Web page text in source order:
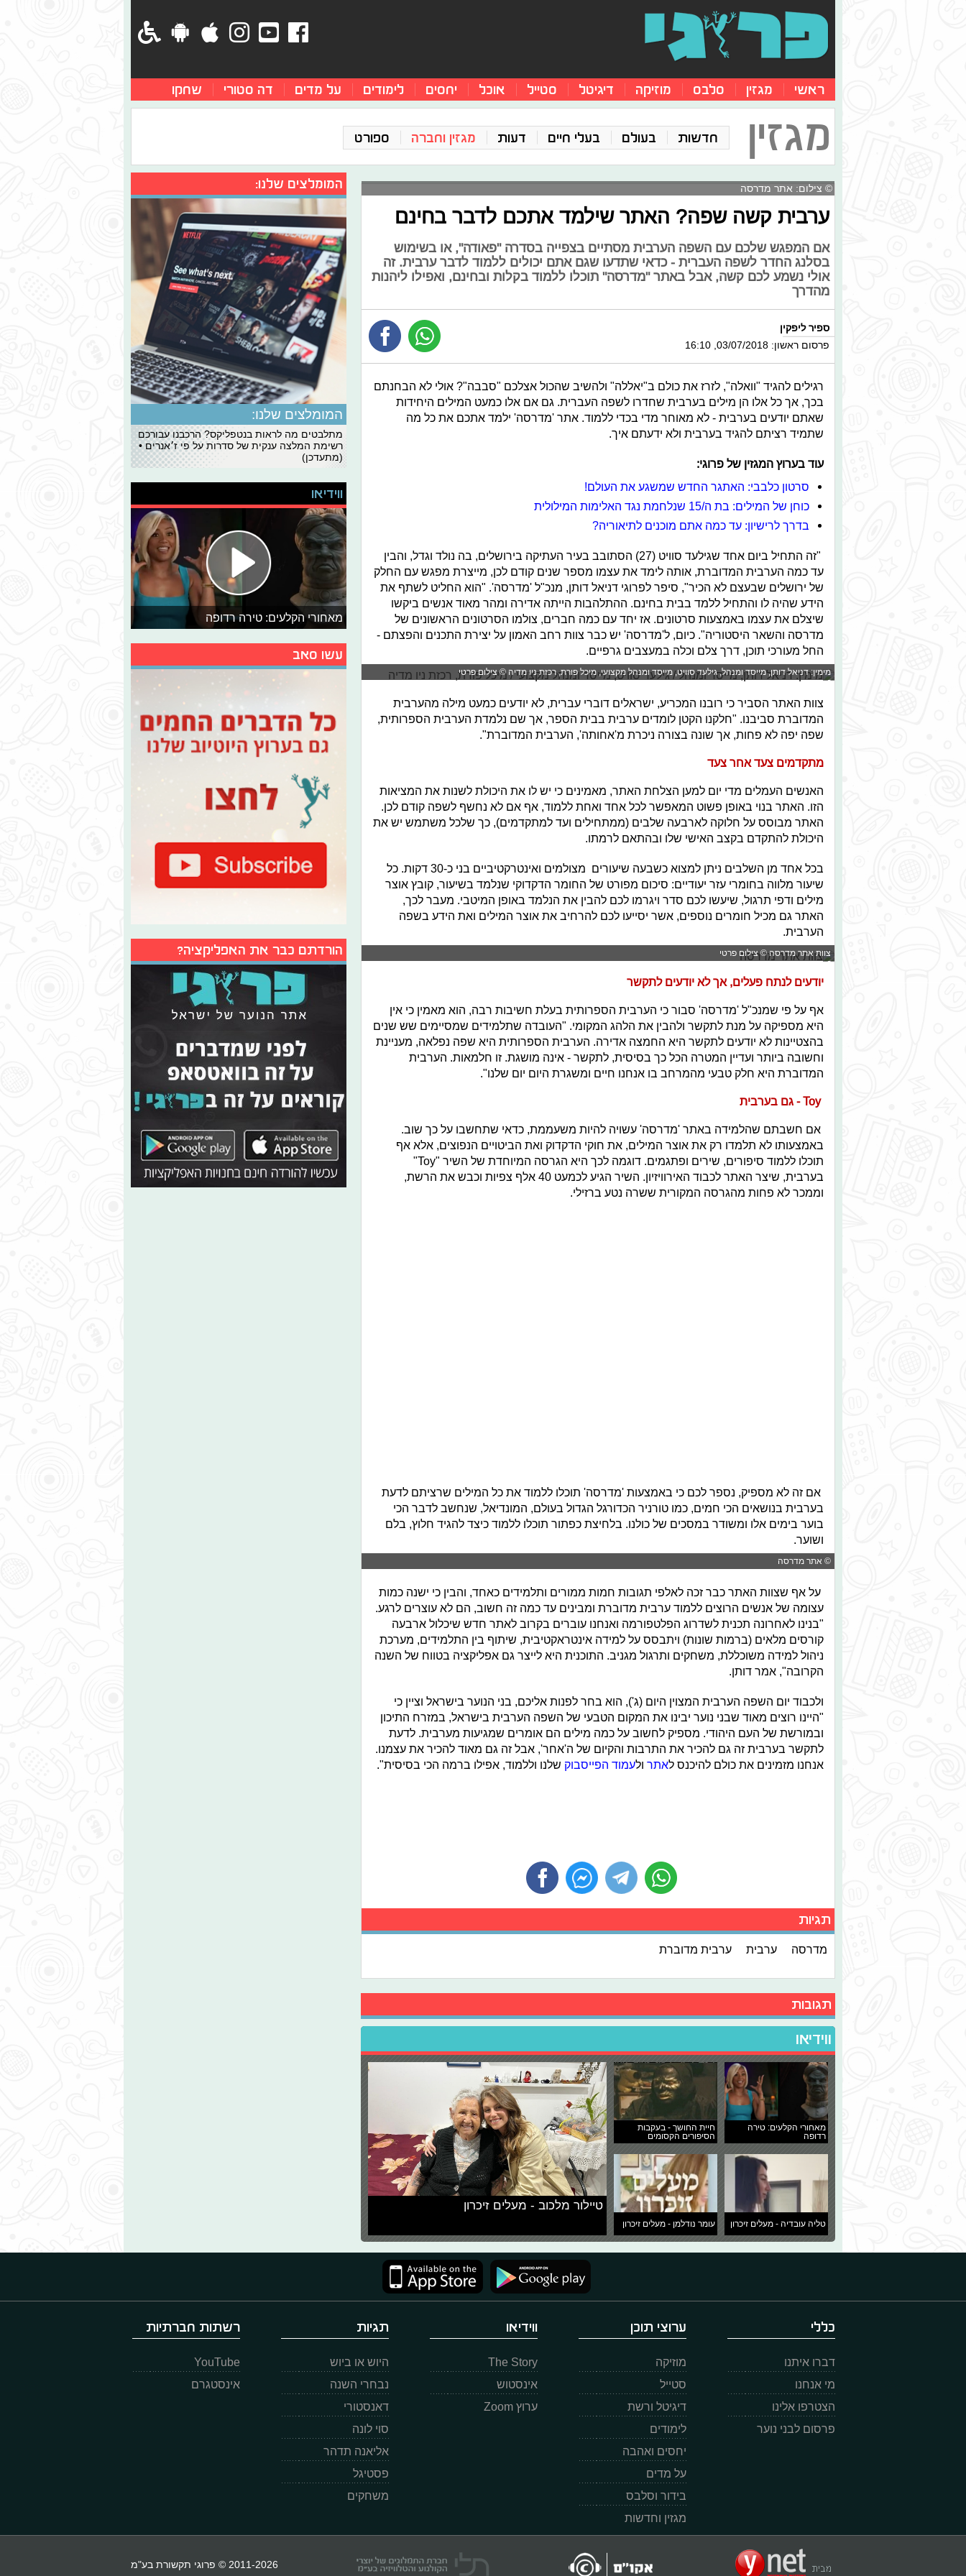
ראשי מגזין סלבס מוזיקה דיגיטל סטייל אוכל יחסים לימודים על מדים דה סטורי שחקו
מגזין חדשות בעולם בעלי חיים דעות מגזין וחברה ספורט
© צילום: אתר מדרסה
ערבית קשה שפה? האתר שילמד אתכם לדבר בחינם
אם המפגש שלכם עם השפה הערבית מסתיים בצפייה בסדרה "פאודה", או בשימוש
בסלנג החדר לשפה העברית - כדאי שתדעו שגם אתם יכולים ללמוד לדבר ערבית. זה
אולי נשמע לכם קשה, אבל באתר "מדרסה" תוכלו ללמוד בקלות ובחינם, ואפילו ליהנות
מהדרך
ספיר ליפקין
פרסום ראשון: 03/07/2018, 16:10
רגילים להגיד "וואלה", לזרז את כולם ב"יאללה" ולהשיב שהכול אצלכם "סבבה"? אולי לא הבחנתם
בכך, אך כל אלו הן מילים בערבית שחדרו לשפה העברית. גם אם אלו כמעט המילים היחידות
שאתם יודעים בערבית - לא מאוחר מדי בכדי ללמוד. אתר 'מדרסה' ילמד אתכם את כל מה
שתמיד רציתם להגיד בערבית ולא ידעתם איך.
עוד בערוץ המגזין של פרוגי:
סרטון כלבבי: האתגר החדש שמשגע את העולם!
כוחן של המילים: בת ה/15 שנלחמת נגד האלימות המילולית
בדרך לרישיון: עד כמה אתם מוכנים לתיאוריה?
"זה התחיל ביום אחד שגילעד סוויט (27) הסתובב בעיר העתיקה בירושלים, בה נולד וגדל, והבין
עד כמה הערבית המדוברת, אותה לימד את עצמו מספר שנים קודם לכן, מייצרת מפגש עם החלק
של ירושלים שבעצם לא הכיר", סיפר לפרוגי דניאל דותן, מנכ"ל 'מדרסה'. "הוא החליט לשתף את
הידע שהיה לו והתחיל ללמד בבית בחינם. ההתלהבות הייתה אדירה ומהר מאוד אנשים ביקשו
שיצלם את עצמו באמצעות סרטונים. אז יחד עם כמה חברים, צולמו הסרטונים הראשונים של
מדרסה והשאר היסטוריה". כיום, ל'מדרסה' יש כבר צוות רחב האמון על יצירת התכנים והפצתם -
החל מעורכי תוכן, דרך צלם וכלה במעצבים גרפיים.
מימין: דניאל דותן, מייסד ומנהל, גילעד סוויט, מייסד ומנהל מקצועי, מיכל פורת, רכזת ניו מדיה © צילום פרטי
​צוות האתר הסביר כי רובנו המכריע, ישראלים דוברי עברית, לא יודעים כמעט מילה מהערבית
המדוברת סביבנו. "חלקנו הקטן לומדים ערבית בבית הספר, אך שם נלמדת הערבית הספרותית,
שפה יפה לא פחות, אך שונה בצורה ניכרת מ'אחותה', הערבית המדוברת".
מתקדמים צעד אחר צעד
האנשים העמלים מדי יום למען הצלחת האתר, מאמינים כי יש לו את היכולת לשנות את המציאות
הזו. האתר בנוי באופן פשוט המאפשר לכל אחד ואחת ללמוד, אף אם לא נחשף לשפה קודם לכן.
האתר מבוסס על חלוקה לארבעה שלבים (ממתחילים ועד למתקדמים), כך שלכל משתמש יש את
היכולת להתקדם בקצב האישי שלו ובהתאם לרמתו.
בכל אחד מן השלבים ניתן למצוא כשבעה שיעורים מצולמים ואינטרקטיביים בני כ-30 דקות. כל
שיעור מלווה בחומרי עזר יעודיים: סיכום מפורט של החומר הדקדוקי שנלמד בשיעור, קובץ אוצר
מילים ודפי תרגול, שיעשו לכם סדר ויגרמו לכם להבין את הנלמד באופן המיטבי. מעבר לכך,
האתר גם מכיל חומרים נוספים, אשר יסייעו לכם להרחיב את אוצר המילים ואת הידע בשפה
הערבית.
צוות אתר מדרסה © צילום פרטי
יודעים לנתח פעלים, אך לא יודעים לתקשר
אף על פי שמנכ"ל 'מדרסה' סבור כי הערבית הספרותית בעלת חשיבות רבה, הוא מאמין כי אין
היא מספיקה על מנת לתקשר ולהבין את הלהג המקומי. "העובדה שתלמידים שמסיימים שש שנים
בהצטיינות לא יודעים לתקשר היא החמצה אדירה. הערבית הספרותית היא שפה נפלאה, מעניינת
וחשובה ביותר ועדיין המטרה הכל כך בסיסית, לתקשר - אינה מושגת. זו חלמאות. הערבית
המדוברת היא חלק טבעי מהמרחב בו אנחנו חיים ומשגרת היום יום שלנו".
Toy - גם בערבית
אם חשבתם שהלמידה באתר 'מדרסה' עשויה להיות משעממת, כדאי שתחשבו על כך שוב.
באמצעותו לא תלמדו רק את אוצר המילים, את חוקי הדקדוק ואת הביטויים הנפוצים, אלא אף
תוכלו ללמוד סיפורים, שירים ופתגמים. דוגמה לכך היא הגרסה המיוחדת של השיר "Toy"
בערבית, שיצר האתר לכבוד האירוויזיון. השיר הגיע לכמעט 40 אלף צפיות וכבש את הרשת,
וממכר לא פחות מהגרסה המקורית ששרה נטע ברזילי.
אם זה לא מספיק, נספר לכם כי באמצעות 'מדרסה' תוכלו ללמוד את כל המילים שרציתם לדעת
בערבית בנושאים הכי חמים, כמו טורניר הכדורגל הגדול בעולם, המונדיאל, שנחשב לדבר הכי
בוער בימים אלו ומשודר במסכים של כולנו. בלחיצת כפתור תוכלו ללמוד כיצד להגיד חלוץ, בלם
ושוער.
© אתר מדרסה
על אף שצוות האתר כבר זכה לאלפי תגובות חמות ממורים ותלמידים כאחד, והבין כי ישנה כמות
עצומה של אנשים הרוצים ללמוד ערבית מדוברת ומבינים עד כמה זה חשוב, הם לא עוצרים לרגע.
"בנינו לאחרונה תכנית לשדרוג הפלטפורמה ואנחנו עוברים בקרוב לאתר חדש שיכלול ארבעה
קורסים מלאים (ברמות שונות) ויתבסס על למידה אינטראקטיבית, שיתוף בין התלמידים, מערכת
ניהול למידה משוכללת, משחקים ותרגול מגניב. התוכנית היא לייצר גם אפליקציה בטווח של השנה
הקרובה", אמר דותן.
ולכבוד יום השפה הערבית המצוין היום (ג'), הוא בחר לפנות אליכם, בני הנוער בישראל וציין כי
"היינו רוצים מאוד שבני נוער יבינו את המקום הטבעי של השפה הערבית בישראל, במזרח התיכון
ובמורשת של העם היהודי. מספיק לחשוב על כמה מילים הם אומרים שמגיעות מערבית. לדעת
לתקשר בערבית זה גם להכיר את התרבות והקיום של ה'אחר', אבל זה גם מאוד להכיר את עצמנו.
אנחנו מזמינים את כולם להיכנס לאתר ולעמוד הפייסבוק שלנו וללמוד, אפילו ברמה הכי בסיסית".
תגיות
מדרסה ערבית ערבית מדוברת
תגובות
ווידיאו
מאחורי הקלעים: טירה
רדופה
חיית החושך - בעקבות
הסיפורים הקסומים
טליה עובדיה - מעלים זיכרון עומר נודלמן - מעלים זיכרון
טיילור מלכוב - מעלים זיכרון
המומלצים שלנו:
המומלצים שלנו:
מתלבטים מה לראות בנטפליקס? הרכבנו עבורכם
רשימת המלצה ענקית של סדרות על פי ז׳אנרים •
(מתעדכן)
ווידיאו
מאחורי הקלעים: טירה רדופה
עשו סאב
הורדתם כבר את האפליקציה?
כללי
דברו איתנו
מי אנחנו
הצטרפו אלינו
פרסום לבני נוער
ערוצי תוכן
מוזיקה
סטייל
דיגיטל ורשת
לימודים
יחסים ואהבה
על מדים
בידור וסלבס
מגזין וחדשות
ווידיאו
The Story
אינסטוש
ערוץ Zoom
תגיות
היוש או ביוש
נבחרי השנה
דאנסטורי
סוי לונה
אליאנה תדהר
פסטיגל
משחקים
רשתות חברתיות
YouTube
אינסטגרם
2011-2026 © פרוגי תקשורת בע"מ